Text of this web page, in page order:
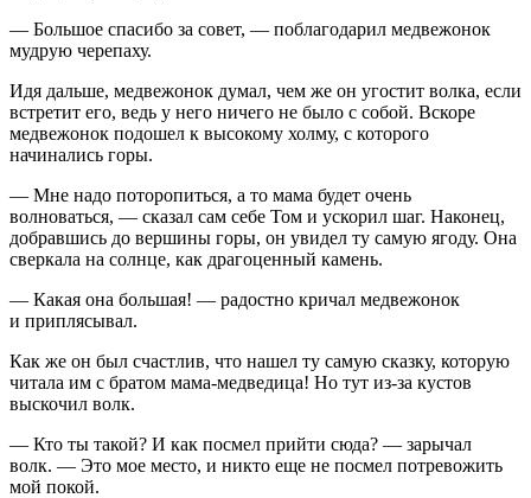
— Большое спасибо за совет, — поблагодарил медвежонок
мудрую черепаху.
Идя дальше, медвежонок думал, чем же он угостит волка, если
встретит его, ведь у него ничего не было с собой. Вскоре
медвежонок подошел к высокому холму, с которого
начинались горы.
— Мне надо поторопиться, а то мама будет очень
волноваться, — сказал сам себе Том и ускорил шаг. Наконец,
добравшись до вершины горы, он увидел ту самую ягоду. Она
сверкала на солнце, как драгоценный камень.
— Какая она большая! — радостно кричал медвежонок
и приплясывал.
Как же он был счастлив, что нашел ту самую сказку, которую
читала им с братом мама-медведица! Но тут из-за кустов
выскочил волк.
— Кто ты такой? И как посмел прийти сюда? — зарычал
волк. — Это мое место, и никто еще не посмел потревожить
мой покой.